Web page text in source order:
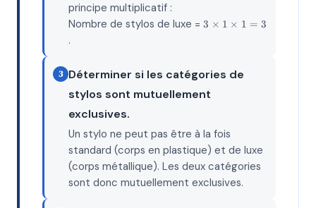
principe multiplicatif :
Nombre de stylos de luxe =3
1
=
3
3 × 1 × 1 = 3
.
3 Déterminer si les catégories de
stylos sont mutuellement
exclusives.
Un stylo ne peut pas être à la fois
standard (corps en plastique) et de luxe
(corps métallique). Les deux catégories
sont donc mutuellement exclusives.